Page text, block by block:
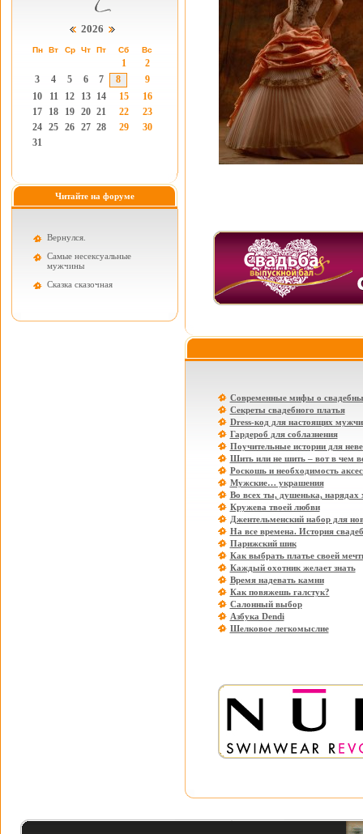
2026
Пн Вт Ср Чт Пт Сб Вс
1
2
3
4 5 6 7 8
9
10
11 12 13 14 15
16
17
18 19 20 21 22
23
24 25 26 27 28 29
30
31
Читайте на форуме
Вернулся.
Самые несексуальные
мужчины
Cказка сказочная
Современные мифы о
Секреты свадебного платья
Dress-код для настоящих
Гардероб для соблазнения
Поучительные истории для
Шить или не шить – вот в чем
Роскошь и необходимость
Мужские… украшения
Во всех ты, душенька, нарядах
Кружева твоей любви
Джентельменский набор для
На все времена. История
Парижский шик
Как выбрать платье своей
Каждый охотник желает знать
Время надевать камни
Как повяжешь галстук?
Салонный выбор
Азбука Dendi
Шелковое легкомыслие